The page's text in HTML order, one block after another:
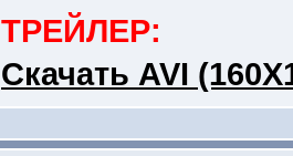
ТРЕЙЛЕР:
Cкачать AVI